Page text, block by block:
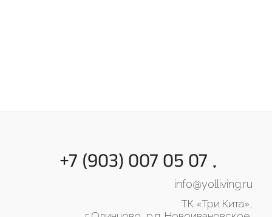
+7 (903) 007 05 07
info@yolliving.ru
ТК «Три Кита»,